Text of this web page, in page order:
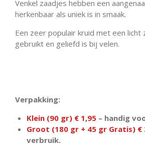
Venkel zaadjes hebben een
herkenbaar als uniek is in smaak.
Een zeer populair kruid met een
gebruikt en geliefd is bij velen.
Verpakking:
Klein (90 gr) € 1,95– handig
Groot (180 gr + 45 gr Gratis) €
verbruik.